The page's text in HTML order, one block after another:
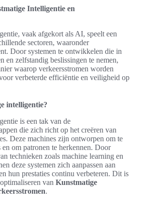
Intelligentie en
vaak afgekort als AI, speelt een
sectoren, waaronder
Door systemen te ontwikkelen die in
en zelfstandig beslissingen te nemen,
waarop verkeersstromen worden
verbeterde efficiëntie en veiligheid op
intelligentie?
is een tak van de
die zich richt op het creëren van
Deze machines zijn ontworpen om te
en om patronen te herkennen. Door
technieken zoals machine learning en
deze systemen zich aanpassen aan
hun prestaties continu verbeteren. Dit is
van Kunstmatige
.